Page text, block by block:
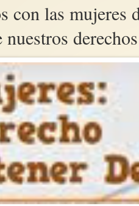
con las mujeres
derechos